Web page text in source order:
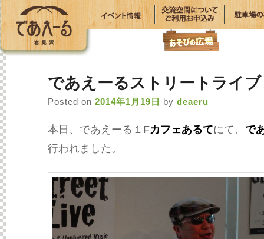
であえーるストリートライブ
Posted on 2014年1月19日 by deaeru
本日、であえーる１Fカフェあるてにて、 で
行われました。